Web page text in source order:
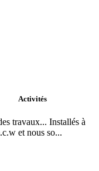
Activités
travaux... Installés à
et nous so...